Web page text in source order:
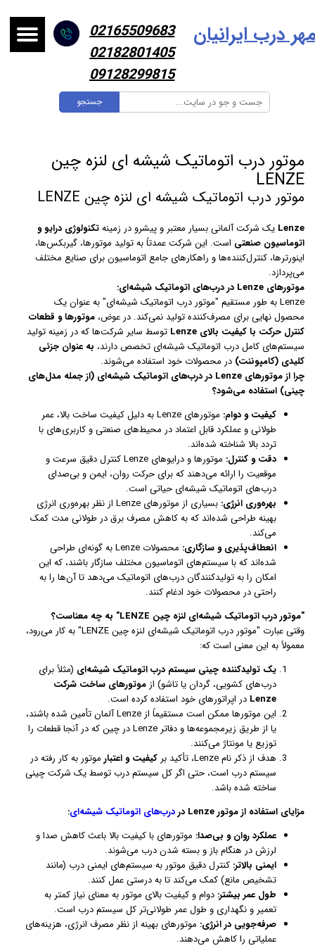
جستجو
درب ایرانیان
02165509683
02182801405
09128299815
موتور درب اتوماتیک شیشه ای لنزه چین
LENZE
موتور درب اتوماتیک شیشه ای لنزه چین LENZE
Lenze یک شرکت آلمانی بسیار معتبر و پیشرو در زمینهتکنولوژی درایو و
اتوماسیون صنعتی است. این شرکت عمدتاً به تولید موتورها، گیربکس‌ها،
اینورترها، کنترل‌کننده‌ها و راهکارهای جامع اتوماسیون برای صنایع مختلف
می‌پردازد.
موتورهای Lenze در درب‌های اتوماتیک شیشه‌ای:
Lenze به طور مستقیم "موتور درب اتوماتیک شیشه‌ای" به عنوان یک
محصول نهایی برای مصرف‌کننده تولید نمی‌کند. در عوض، موتورها و قطعات
کنترل حرکت با کیفیت بالای Lenze
توسط سایر شرکت‌ها که در زمینه تولید
سیستم‌های کامل درب اتوماتیک شیشه‌ای تخصص دارند، به عنوان جزئی
کلیدی (کامپوننت) در محصولات خود استفاده می‌شوند.
چرا از موتورهای Lenze در درب‌های اتوماتیک شیشه‌ای (از جمله مدل‌های
چینی) استفاده می‌شود؟
کیفیت و دوام:
موتورهای Lenze به دلیل کیفیت ساخت بالا، عمر
طولانی و عملکرد قابل اعتماد در محیط‌های صنعتی و کاربری‌های با
تردد بالا شناخته شده‌اند.
دقت و کنترل:
موتورها و درایوهای Lenze کنترل دقیق سرعت و
موقعیت را ارائه می‌دهند که برای حرکت روان، ایمن و بی‌صدای
درب‌های اتوماتیک شیشه‌ای حیاتی است.
بهره‌وری انرژی:
بسیاری از موتورهای Lenze از نظر بهره‌وری انرژی
بهینه طراحی شده‌اند که به کاهش مصرف برق در طولانی مدت کمک
می‌کند.
انعطاف‌پذیری و سازگاری:
محصولات Lenze به گونه‌ای طراحی
شده‌اند که با سیستم‌های اتوماسیون مختلف سازگار باشند، که این
امکان را به تولیدکنندگان درب‌های اتوماتیک می‌دهد تا آن‌ها را به
راحتی در محصولات خود ادغام کنند.
"موتور درب اتوماتیک شیشه‌ای لنزه چین LENZE" به چه معناست؟
وقتی عبارت "موتور درب اتوماتیک شیشه‌ای لنزه چین LENZE" به کار می‌رود،
معمولاً به این معنی است که:
یک تولیدکننده چینی سیستم درب اتوماتیک شیشه‌ای (مثلاً برای
درب‌های کشویی، گردان یا تاشو) ازموتورهای ساخت شرکت
Lenze در اپراتورهای خود استفاده کرده است.
این موتورها ممکن است مستقیماً از Lenze آلمان تأمین شده باشند،
یا از طریق زیرمجموعه‌ها و دفاتر Lenze در چین که در آنجا قطعات را
توزیع یا مونتاژ می‌کنند.
هدف از ذکر نام Lenze، تأکید بر
کیفیت و اعتبارموتور به کار رفته در
سیستم درب است، حتی اگر کل سیستم درب توسط یک شرکت چینی
ساخته شده باشد.
مزایای استفاده از موتور Lenze در
درب‌های اتوماتیک شیشه‌ای:
عملکرد روان و بی‌صدا: موتورهای با کیفیت بالا باعث کاهش صدا و
لرزش در هنگام باز و بسته شدن درب می‌شوند.
ایمنی بالاتر: کنترل دقیق موتور به سیستم‌های ایمنی درب (مانند
تشخیص مانع) کمک می‌کند تا به درستی عمل کنند.
طول عمر بیشتر: دوام و کیفیت بالای موتور به معنای نیاز کمتر به
تعمیر و نگهداری و طول عمر طولانی‌تر کل سیستم درب است.
صرفه‌جویی در انرژی: موتورهای بهینه از نظر مصرف انرژی، هزینه‌های
عملیاتی را کاهش می‌دهند.